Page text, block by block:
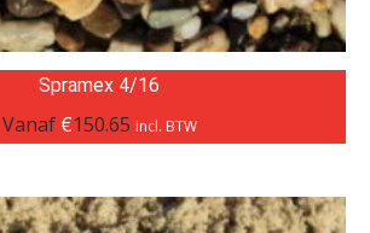
Spramex 4/16
Vanaf €150.65 incl. BTW